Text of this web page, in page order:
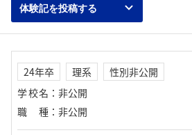
体験記を投稿する
24年卒 理系
性別非公開
学校名 ： 非公開
職種 ： 非公開